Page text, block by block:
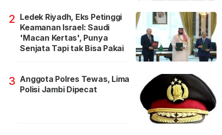
2 Ledek Riyadh, Eks Petinggi
Keamanan Israel: Saudi
'Macan Kertas', Punya
Senjata Tapi tak Bisa Pakai
3 Anggota Polres Tewas, Lima
Polisi Jambi Dipecat